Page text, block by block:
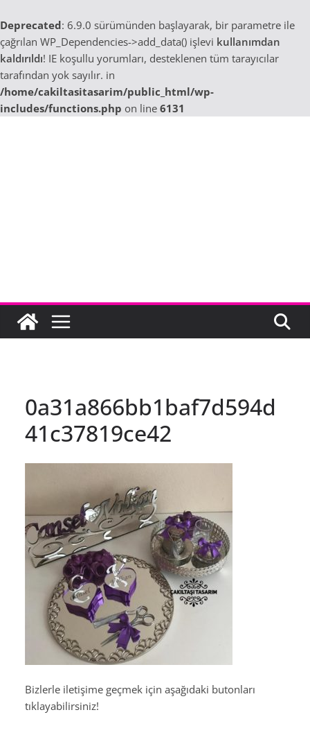
Deprecated: 6.9.0 sürümünden başlayarak, bir parametre ile
çağrılan WP_Dependencies->add_data() işlevi kullanımdan
kaldırıldı! IE koşullu yorumları, desteklenen tüm tarayıcılar
tarafından yok sayılır. in
/home/cakiltasitasarim/public_html/wp-
includes/functions.php on line 6131
0a31a866bb1baf7d594d
41c37819ce42
Bizlerle iletişime geçmek için aşağıdaki butonları
tıklayabilirsiniz!